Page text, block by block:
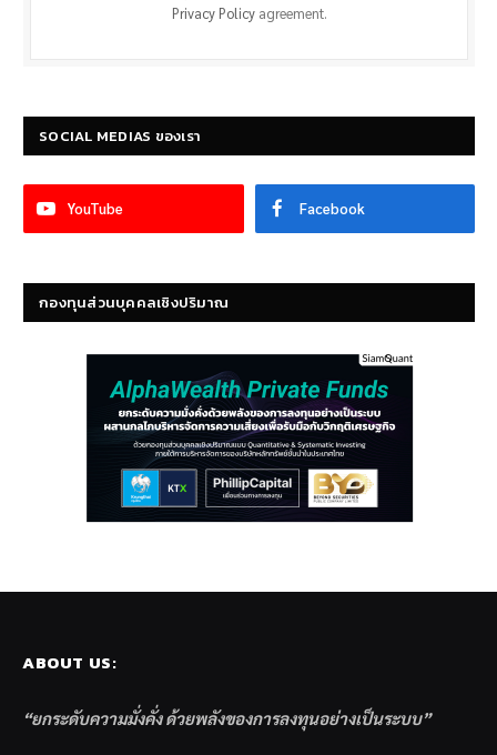
Privacy Policyagreement.
SOCIAL MEDIAS ของเรา
YouTube Facebook
กองทุนส่วนบุคคลเชิงปริมาณ
ABOUT US:
“ยกระดับความมั่งคั่ง ด้วยพลังของการลงทุนอย่างเป็นระบบ”